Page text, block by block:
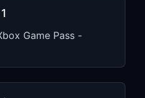
jotta viive
pienenä
Xboxin
Game Pass -